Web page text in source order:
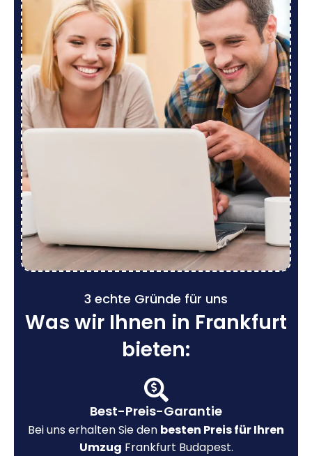
3 echte Gründe für uns
Was wir Ihnen in Frankfurt
bieten:
Best-Preis-Garantie
Bei uns erhalten Sie den besten Preis für Ihren
Umzug Frankfurt Budapest.